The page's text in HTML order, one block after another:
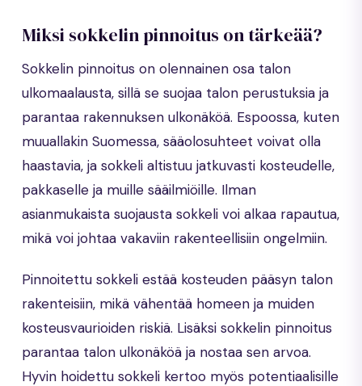
Miksi sokkelin pinnoitus on tärkeää?
Sokkelin pinnoitus on olennainen osa talon
ulkomaalausta, sillä se suojaa talon perustuksia ja
parantaa rakennuksen ulkonäköä. Espoossa, kuten
muuallakin Suomessa, sääolosuhteet voivat olla
haastavia, ja sokkeli altistuu jatkuvasti kosteudelle,
pakkaselle ja muille sääilmiöille. Ilman
asianmukaista suojausta sokkeli voi alkaa rapautua,
mikä voi johtaa vakaviin rakenteellisiin ongelmiin.
Pinnoitettu sokkeli estää kosteuden pääsyn talon
rakenteisiin, mikä vähentää homeen ja muiden
kosteusvaurioiden riskiä. Lisäksi sokkelin pinnoitus
parantaa talon ulkonäköä ja nostaa sen arvoa.
Hyvin hoidettu sokkeli kertoo myös potentiaalisille